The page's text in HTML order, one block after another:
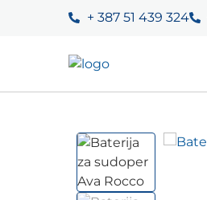
+ 387 51 439 324